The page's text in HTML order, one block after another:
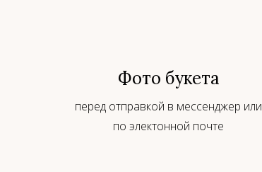
Фото букета
перед отправкой в мессенджер или
по электонной почте